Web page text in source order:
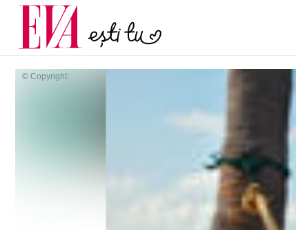
© Copyright:
Carieră
Actualitate